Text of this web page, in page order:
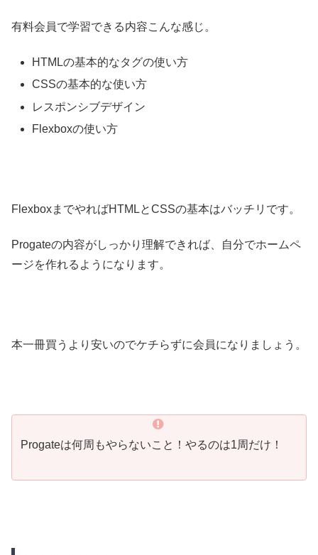
有料会員で学習できる内容こんな感じ。
HTMLの基本的なタグの使い方
CSSの基本的な使い方
レスポンシブデザイン
Flexboxの使い方
FlexboxまでやればHTMLとCSSの基本はバッチリです。
Progateの内容がしっかり理解できれば、自分でホームペ
ージを作れるようになります。
本一冊買うより安いのでケチらずに会員になりましょう。
Progateは何周もやらないこと！やるのは1周だけ！